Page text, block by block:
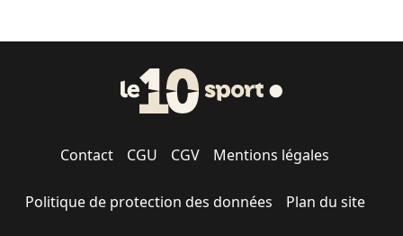
Contact CGU CGV Mentions légales
Politique de protection des données Plan du site